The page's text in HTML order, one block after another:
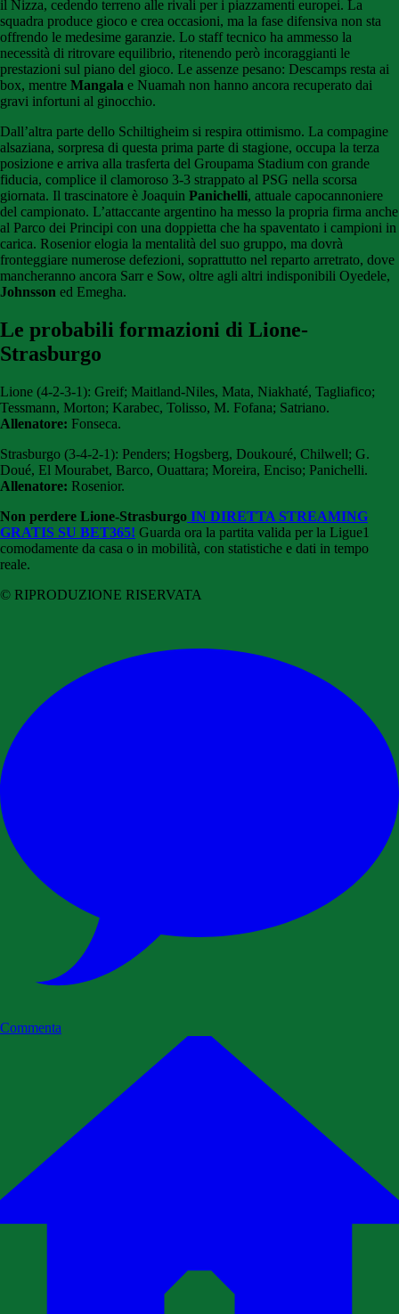
il Nizza, cedendo terreno alle rivali per i piazzamenti europei. La
squadra produce gioco e crea occasioni, ma la fase difensiva non sta
offrendo le medesime garanzie. Lo staff tecnico ha ammesso la
necessità di ritrovare equilibrio, ritenendo però incoraggianti le
prestazioni sul piano del gioco. Le assenze pesano: Descamps resta ai
box, mentre Mangala e Nuamah non hanno ancora recuperato dai
gravi infortuni al ginocchio.
Dall’altra parte dello Schiltigheim si respira ottimismo. La compagine
alsaziana, sorpresa di questa prima parte di stagione, occupa la terza
posizione e arriva alla trasferta del Groupama Stadium con grande
fiducia, complice il clamoroso 3-3 strappato al PSG nella scorsa
giornata. Il trascinatore è Joaquin Panichelli, attuale capocannoniere
del campionato. L’attaccante argentino ha messo la propria firma anche
al Parco dei Principi con una doppietta che ha spaventato i campioni in
carica. Rosenior elogia la mentalità del suo gruppo, ma dovrà
fronteggiare numerose defezioni, soprattutto nel reparto arretrato, dove
mancheranno ancora Sarr e Sow, oltre agli altri indisponibili Oyedele,
Johnsson ed Emegha.
Le probabili formazioni di Lione-
Strasburgo
Lione (4-2-3-1): Greif; Maitland-Niles, Mata, Niakhaté, Tagliafico;
Tessmann, Morton; Karabec, Tolisso, M. Fofana; Satriano.
Allenatore: Fonseca.
Strasburgo (3-4-2-1): Penders; Hogsberg, Doukouré, Chilwell; G.
Doué, El Mourabet, Barco, Ouattara; Moreira, Enciso; Panichelli.
Allenatore: Rosenior.
Non perdere Lione-Strasburgo IN DIRETTA STREAMING
GRATIS SU BET365! Guarda ora la partita valida per la Ligue1
comodamente da casa o in mobilità, con statistiche e dati in tempo
reale.
© RIPRODUZIONE RISERVATA
Commenta